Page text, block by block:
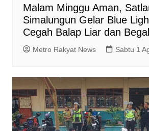
Malam Minggu Aman,
Simalungun Gelar Blue
Cegah Balap Liar dan Begal
Metro Rakyat News Sabtu 1